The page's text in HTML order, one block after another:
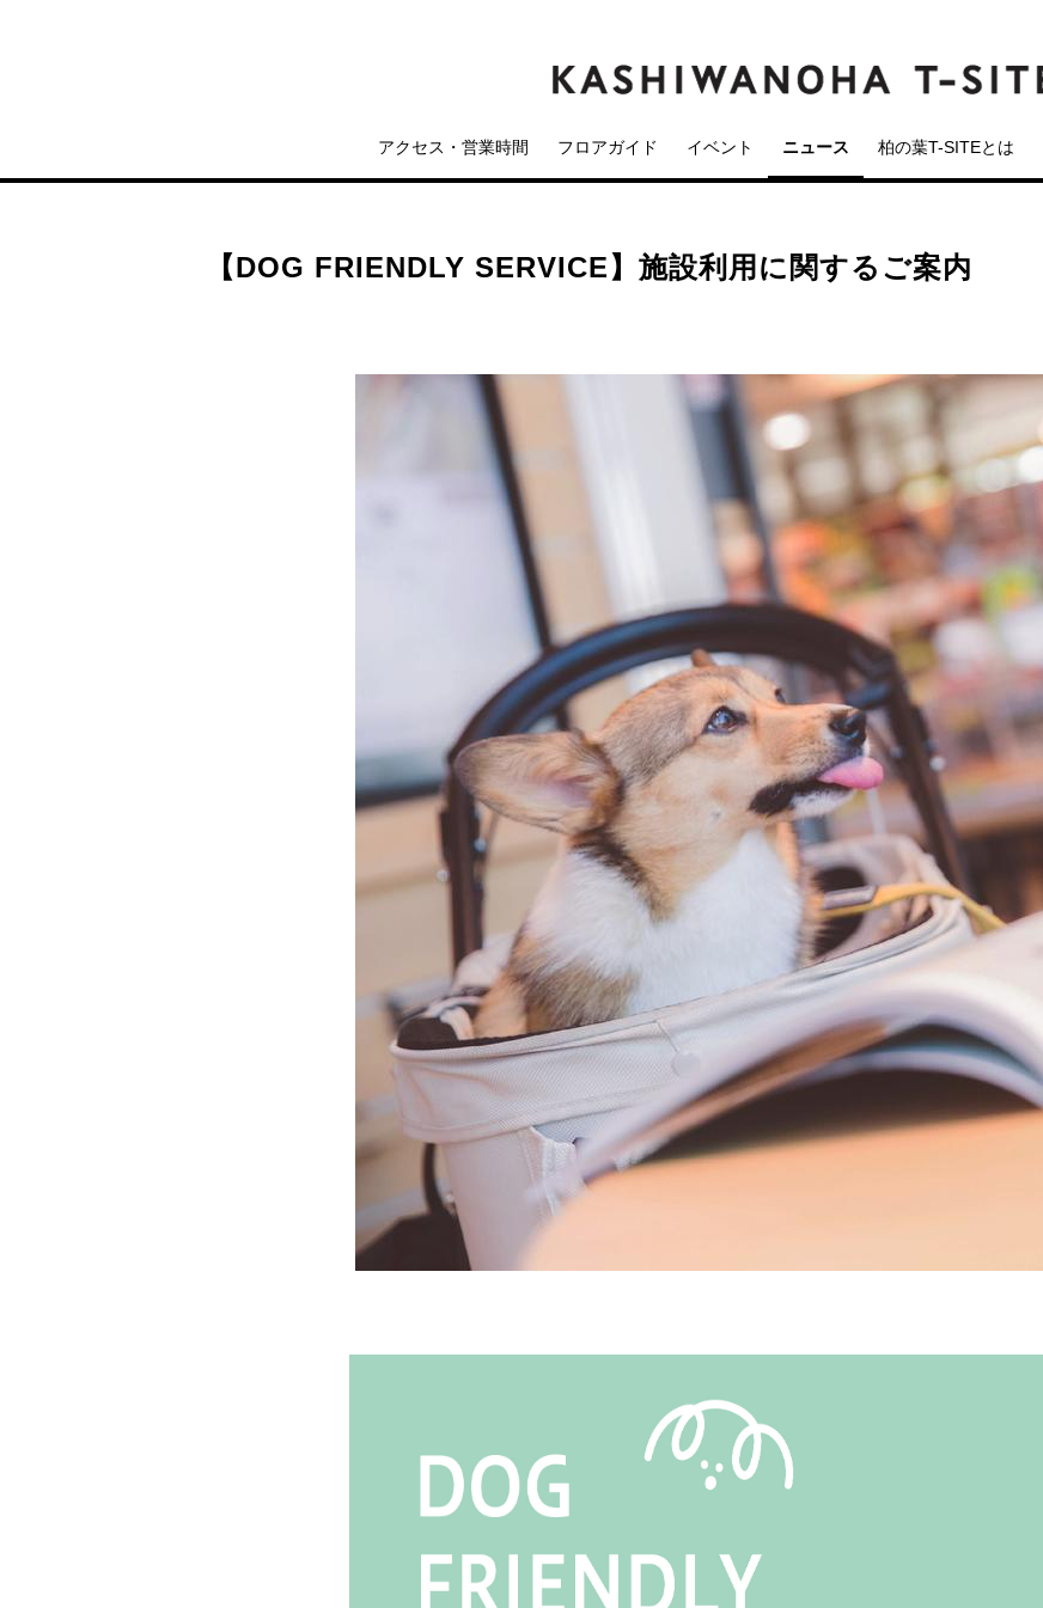
アクセス・営業時間 フロアガイド イベント ニュース 柏の葉T-SITEとは
【DOG FRIENDLY SERVICE】施設利用に関するご案内